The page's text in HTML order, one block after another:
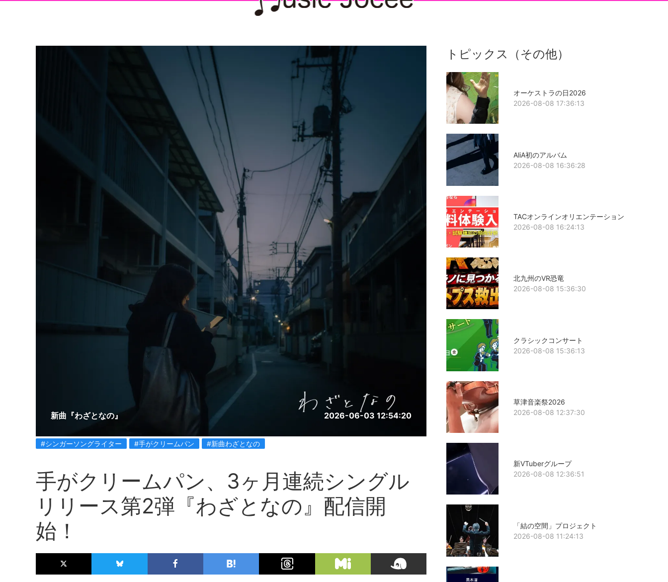
新曲『わざとなの』 2026-06-03 12:54:20
#シンガーソングライター #手がクリームパン #新曲わざとなの
手がクリームパン、3ヶ月連続シングル
リリース第2弾『わざとなの』配信開
始！
トピックス（その他）
オーケストラの日2026
2026-08-08 17:36:13
AliA初のアルバム
2026-08-08 16:36:28
TACオンラインオリエンテーション
2026-08-08 16:24:13
北九州のVR恐竜
2026-08-08 15:36:30
クラシックコンサート
2026-08-08 15:36:13
草津音楽祭2026
2026-08-08 12:37:30
新VTuberグループ
2026-08-08 12:36:51
「結の空間」プロジェクト
2026-08-08 11:24:13